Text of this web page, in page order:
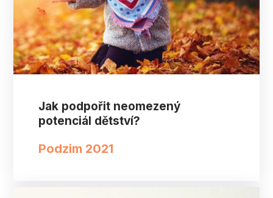
Jak podpořit neomezený
potenciál dětství?
Podzim 2021